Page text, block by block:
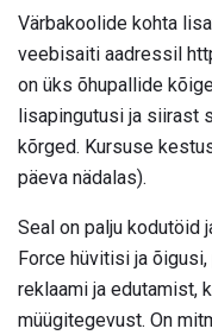
Värbakoolide kohta
veebisaiti aadressil
on üks õhupallide
lisapingutusi ja siirast
kõrged. Kursuse
päeva nädalas).
Seal on palju kodutöid
Force hüvitisi ja
reklaami ja edutamist,
müügitegevust. On